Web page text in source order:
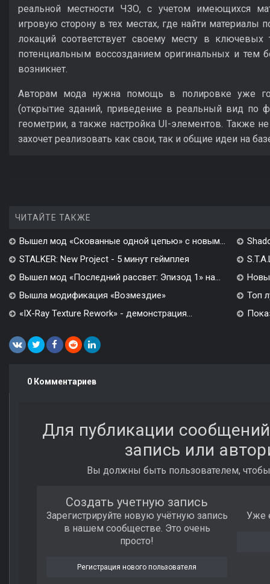
реальной местности ЧЗО, с учетом имеющихся
игровую сторону в тех местах, где найти материалы
локаций соответствует своему месту в ключевых
потенциальным воссозданием оригинальных и тем
возникнет.
Авторам мода нужна помощь в полировке уже
(открытие зданий, приведение в реальный вид по
геометрии, а также настройка UI-элементов. Также
захочет реализовать как свои, так и общие идеи на
ЧИТАЙТЕ ТАКЖЕ
Вышел мод «Скованные одной цепью» с новым...
STALKER: New Project - 5 минут геймплея
Вышел мод «Последний рассвет: Эпизод 1» на...
Вышла модификация «Возмездие»
Топ
«IX-Ray Texture Rework» - демонстрация...
0 Комментариев
Для публикации
запись или
Вы должны быть пользователем,
Создать учетную запись
Зарегистрируйте новую учётную запись
в нашем сообществе. Это очень
просто!
Регистрация нового пользователя
Уже